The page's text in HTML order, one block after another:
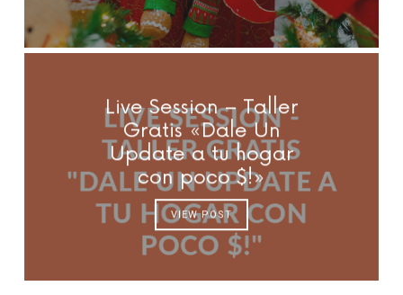
Live Session – Taller
Gratis «Dale Un
Update a tu hogar
con poco $!»
VIEW POST